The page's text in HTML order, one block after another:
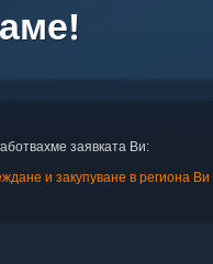
заявката Ви:
и закупуване в региона Ви